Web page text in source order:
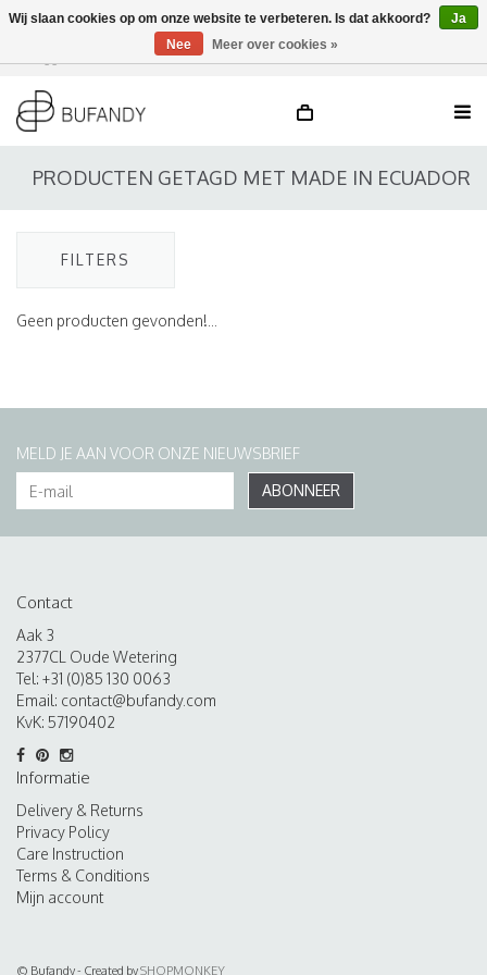
DE / EN
PRODUCTEN GETAGD MET MADE IN ECUADOR
FILTERS
Geen producten gevonden!...
MELD JE AAN VOOR ONZE NIEUWSBRIEF
ABONNEER
Contact
Aak 3
2377CL Oude Wetering
Tel: +31 (0)85 130 0063
Email: contact@bufandy.com
KvK: 57190402
Informatie
Delivery & Returns
Privacy Policy
Care Instruction
Terms & Conditions
Mijn account
© Bufandy - Created bySHOPMONKEY
Wij slaan cookies op om onze website te verbeteren. Is dat akkoord?
Ja
Nee
Meer over cookies »